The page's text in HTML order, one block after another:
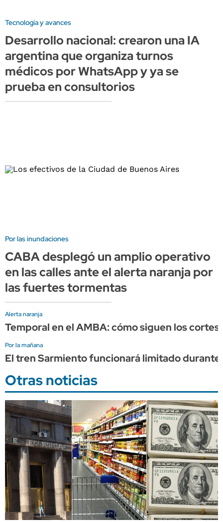
Tecnología y avances
Desarrollo nacional: crearon una IA
argentina que organiza turnos
médicos por WhatsApp y ya se
prueba en consultorios
Por las inundaciones
CABA desplegó un amplio operativo
en las calles ante el alerta naranja por
las fuertes tormentas
Alerta naranja
Temporal en el AMBA: cómo siguen los
Por la mañana
El tren Sarmiento funcionará limitado
Otras noticias